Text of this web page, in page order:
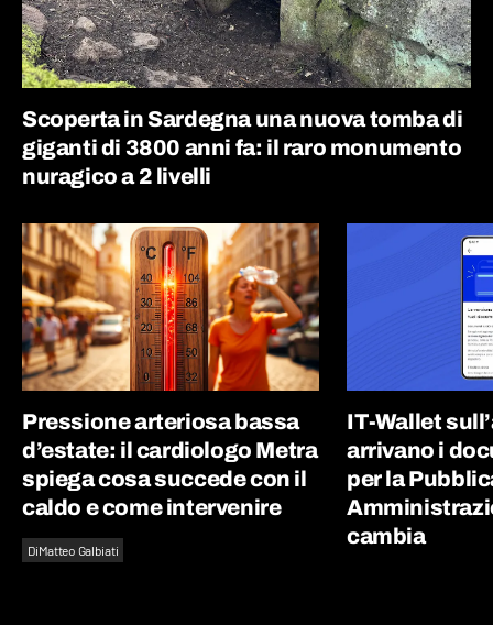
Scoperta in Sardegna una nuova tomba di
giganti di 3800 anni fa: il raro monumento
nuragico a 2 livelli
Pressione arteriosa bassa
d’estate: il cardiologo Metra
spiega cosa succede con il
caldo e come intervenire
DiMatteo Galbiati
IT-Wallet
arrivano i
per la
cambia